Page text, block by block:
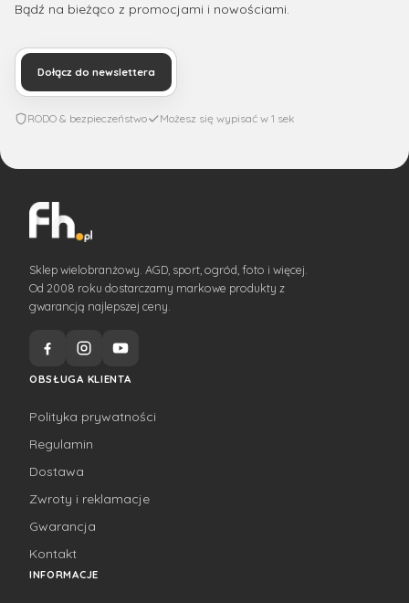
Bądź na bieżąco z promocjami i nowościami.
Dołącz do newslettera
RODO & bezpieczeństwo Możesz się wypisać w 1 sek
Sklep wielobranżowy. AGD, sport, ogród, foto i więcej.
Od 2008 roku dostarczamy markowe produkty z
gwarancją najlepszej ceny.
OBSŁUGA KLIENTA
Polityka prywatności
Regulamin
Dostawa
Zwroty i reklamacje
Gwarancja
Kontakt
INFORMACJE